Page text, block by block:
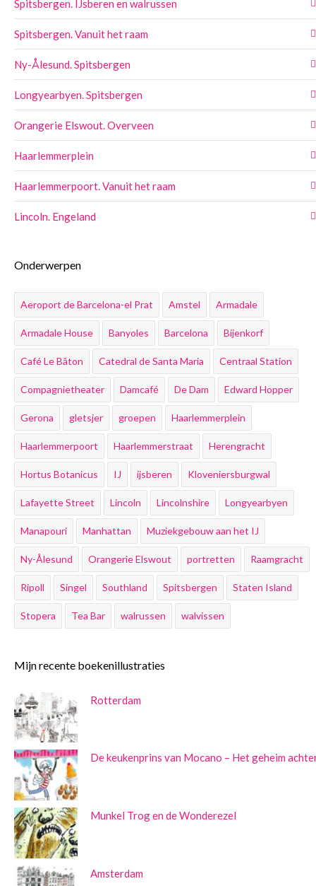
Spitsbergen. IJsberen en walrussen
Spitsbergen. Vanuit het raam
Ny-Ålesund. Spitsbergen
Longyearbyen. Spitsbergen
Orangerie Elswout. Overveen
Haarlemmerplein
Haarlemmerpoort. Vanuit het raam
Lincoln. Engeland
Onderwerpen
Aeroport de Barcelona-el Prat Amstel Armadale
Armadale House Banyoles Barcelona Bijenkorf
Café Le Bâton Catedral de Santa Maria Centraal Station
Compagnietheater Damcafé De Dam Edward Hopper
Gerona gletsjer groepen Haarlemmerplein
Haarlemmerpoort Haarlemmerstraat Herengracht
Hortus Botanicus IJ ijsberen Kloveniersburgwal
Lafayette Street Lincoln Lincolnshire Longyearbyen
Manapouri Manhattan Muziekgebouw aan het IJ
Ny-Ålesund Orangerie Elswout portretten Raamgracht
Ripoll Singel Southland Spitsbergen Staten Island
Stopera Tea Bar walrussen walvissen
Mijn recente boekenillustraties
Rotterdam
De keukenprins van Mocano – Het geheim
Munkel Trog en de Wonderezel
Amsterdam